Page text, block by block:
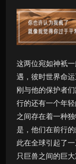
这两位宛如神衹
遇，彼时世界命
刚与他的保护者
行的还有一个年
之间存在着一种
是，他们在前行
此在全球引起了
只巨兽之间的巨